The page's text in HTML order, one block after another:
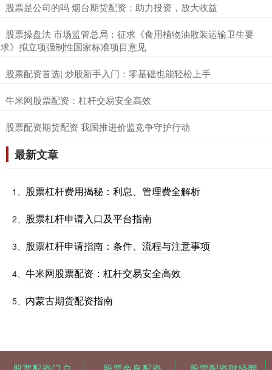
​股票是公司的吗 烟台期货配资：助力投资，放大收益
​股票操盘法 市场监管总局：征求《食用植物油散装运输卫生要
求》拟立项强制性国家标准项目意见
​股票配资首选| 炒股新手入门：零基础也能轻松上手
​牛米网股票配资：杠杆交易安全高效
​股票配资期货配资 我国推进价监竞争守护行动
最新文章
1、 股票杠杆费用揭秘：利息、管理费全解析
2、 股票杠杆申请入口及平台指南
3、 股票杠杆申请指南：条件、流程与注意事项
4、 牛米网股票配资：杠杆交易安全高效
5、 内蒙古期货配资指南